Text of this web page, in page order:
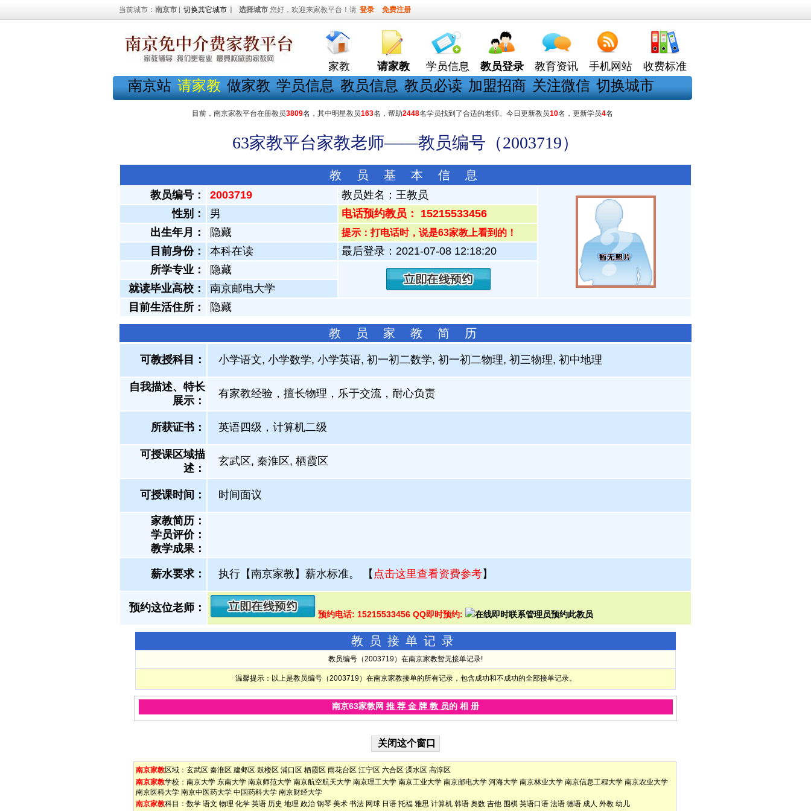
当前城市： 南京市 [ 切换其它城市 ] 选择城市 您好，欢迎来家教平台！请 登录 免费注册
家教 请家教 学员信息 教员登录 教育资讯 手机网站 收费标准
南京站 请家教 做家教 学员信息 教员信息 教员必读 加盟招商 关注微信 切换城市
目前，南京家教平台在册教员3809名，其中明星教员163名，帮助2448名学员找到了合适的老师。今日更新教员10名，更新学员4名
63家教平台家教老师——教员编号（2003719）
教 员 基 本 信 息
教员编号： 2003719 教员姓名： 王教员
性别：
男
电话预约教员： 15215533456
出生年月：
隐藏 提示：打电话时，说是63家教上看到的！
目前身份： 本科在读
最后登录：2021-07-08 12:18:20
所学专业：
隐藏
就读毕业高校：
南京邮电大学
目前生活住所：
隐藏
教 员 家 教 简 历
可教授科目： 小学语文, 小学数学, 小学英语, 初一初二数学, 初一初二物理, 初三物理, 初中地理
自我描述、特长
展示 ：
有家教经验，擅长物理，乐于交流，耐心负责
所获证书 ： 英语四级，计算机二级
可授课区域描
述：
玄武区, 秦淮区, 栖霞区
可授课时间： 时间面议
家教简历：
学员评价：
教学成果：
薪水要求： 执行【南京家教】薪水标准。 【 点击这里查看资费参考】
预约这位老师：
预约电话: 15215533456 QQ即时预约:
教员接单记录
教员编号（2003719）在南京家教暂无接单记录!
温馨提示：以上是教员编号（2003719）在南京家教接单的所有记录，包含成功和不成功的全部接单记录。
南京63家教网 推 荐 金 牌 教 员的 相 册
南京家教区域： 玄武区 秦淮区 建邺区 鼓楼区 浦口区 栖霞区 雨花台区 江宁区 六合区 溧水区 高淳区
南京家教学校： 南京大学 东南大学 南京师范大学 南京航空航天大学 南京理工大学 南京工业大学 南京邮电大学 河海大学 南京林业大学 南京信息工程大学 南京农业大学
南京医科大学 南京中医药大学 中国药科大学 南京财经大学
南京家教科目： 数学 语文 物理 化学 英语 历史 地理 政治 钢琴 美术 书法 网球 日语 托福 雅思 计算机 韩语 奥数 吉他 围棋 英语口语 法语 德语 成人 外教 幼儿